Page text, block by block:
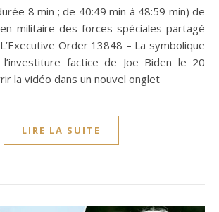
militaire des forces spéciales partagé
Order 13848 – La symbolique
factice de Joe Biden le 20
la vidéo dans un nouvel onglet
LIRE LA SUITE